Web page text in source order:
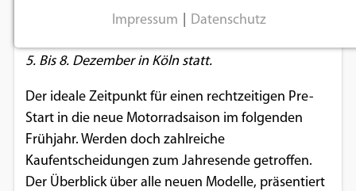
allerdings nicht nur der Turnus, sondern auch der
5. Bis 8. Dezember in Köln statt.
Der ideale Zeitpunkt für einen rechtzeitigen Pre-
Start in die neue Motorradsaison im folgenden
Frühjahr. Werden doch zahlreiche
Kaufentscheidungen zum Jahresende getroffen.
Der Überblick über alle neuen Modelle, präsentiert
Notwendige Cookies ermöglichen
einwandfreie Funktion der Website
Einverständnis-Cookie
Impressum Datenschutz